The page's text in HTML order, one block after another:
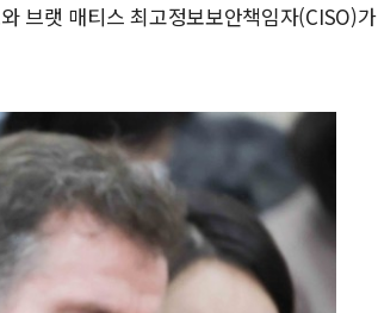
브랫 매티스 최고정보보안책임자(CISO)가